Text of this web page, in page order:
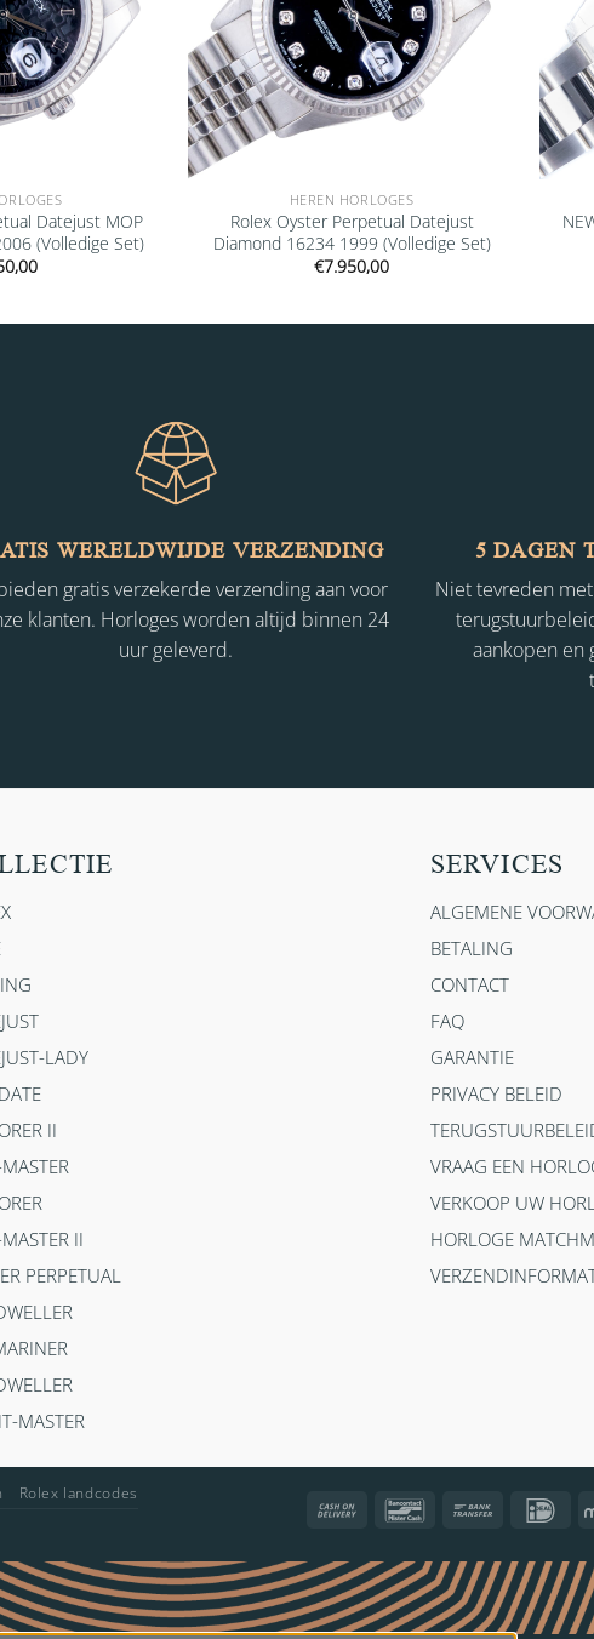
Datejust MOP
(Volledige Set)
HEREN HORLOGES
Rolex Oyster Perpetual Datejust
Diamond 16234 1999 (Volledige Set)
€7.950,00
WERELDWIJDE VERZENDING
gratis verzekerde verzending aan voor
klanten. Horloges worden altijd binnen 24
uur geleverd.
5 DAGEN
Niet tevreden
aankopen en
LADY
II
II
PERPETUAL
MASTER
SERVICES
ALGEMENE
BETALING
CONTACT
FAQ
GARANTIE
PRIVACY BELEID
VRAAG EEN
VERKOOP UW
HORLOGE
Cash
Delivery
Bancontact Bank
Rolex landcodes